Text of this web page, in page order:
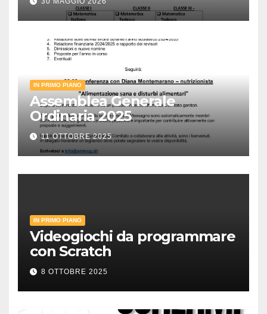
IN PRIMO PIANO
Assemblea Generale
Ordinaria 2025
11 OTTOBRE 2025
IN PRIMO PIANO
Videogiochi da programmare
con Scratch
8 OTTOBRE 2025